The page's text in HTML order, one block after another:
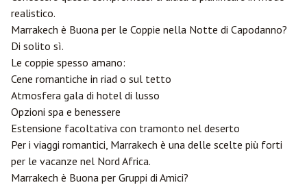
realistico.
Marrakech è Buona per le Coppie nella Notte di Capodanno?
Di solito sì.
Le coppie spesso amano:
Cene romantiche in riad o sul tetto
Atmosfera gala di hotel di lusso
Opzioni spa e benessere
Estensione facoltativa con tramonto nel deserto
Per i viaggi romantici, Marrakech è una delle scelte più forti
per le vacanze nel Nord Africa.
Marrakech è Buona per Gruppi di Amici?